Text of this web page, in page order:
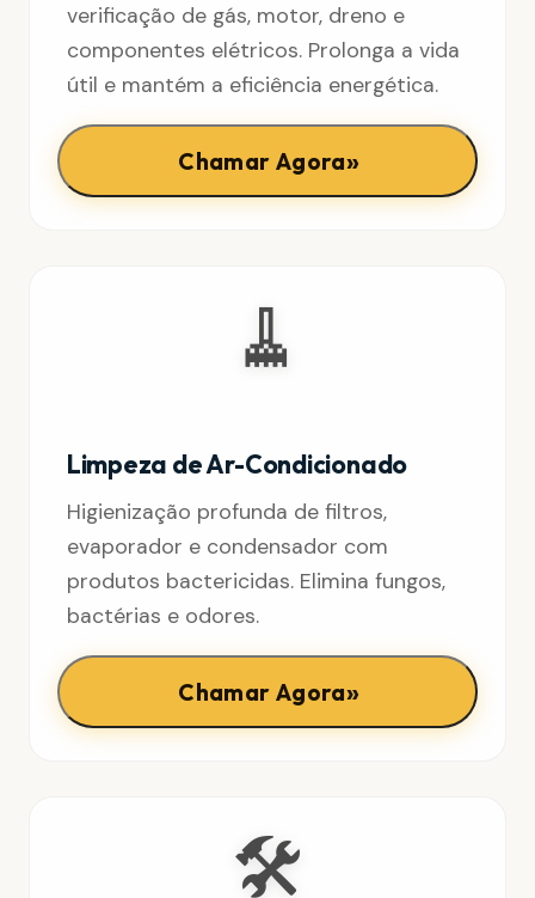
verificação de gás, motor, dreno e
componentes elétricos. Prolonga a vida
útil e mantém a eficiência energética.
Chamar Agora»
🧹
Limpeza de Ar-Condicionado
Higienização profunda de filtros,
evaporador e condensador com
produtos bactericidas. Elimina fungos,
bactérias e odores.
Chamar Agora»
🛠️